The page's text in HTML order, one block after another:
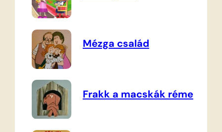
Mézga család
Frakk a macskák réme